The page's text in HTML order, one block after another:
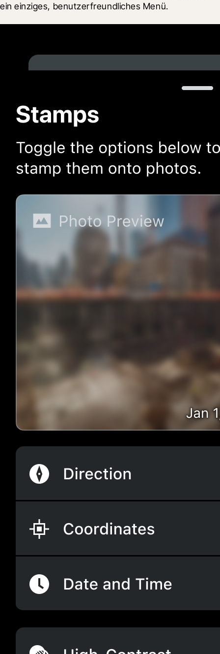
ein einziges, benutzerfreundliches Menü.